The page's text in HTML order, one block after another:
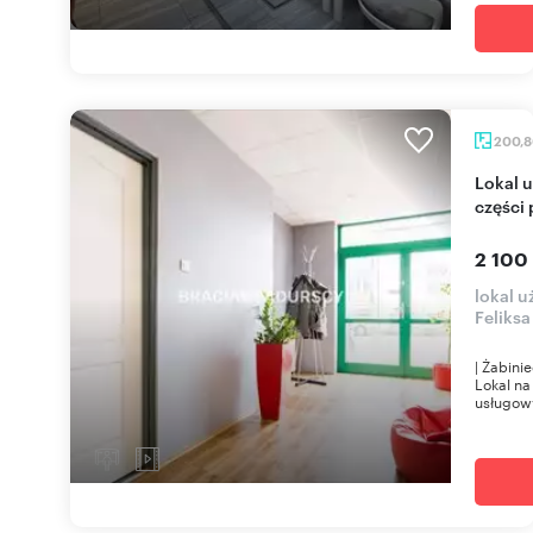
Lokal usługowy 200 m² z witrynami, podział na 2
części
2 100
lokal
|
Lokal